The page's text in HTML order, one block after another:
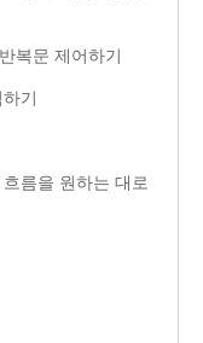
복문 제어하기
기
름을 원하는 대로